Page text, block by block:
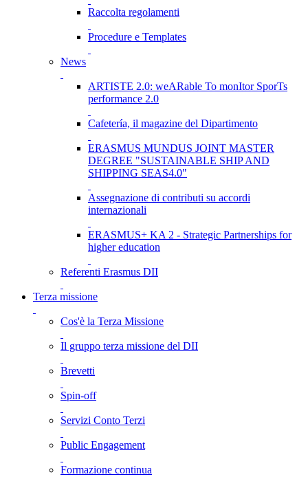
Raccolta regolamenti
Procedure e Templates
News
ARTISTE 2.0: weARable To monItor SporTs
performance 2.0
Cafetería, il magazine del Dipartimento
ERASMUS MUNDUS JOINT MASTER
DEGREE "SUSTAINABLE SHIP AND
SHIPPING SEAS4.0"
Assegnazione di contributi su accordi
internazionali
ERASMUS+ KA 2 - Strategic Partnerships for
higher education
Referenti Erasmus DII
Terza missione
Cos'è la Terza Missione
Il gruppo terza missione del DII
Brevetti
Spin-off
Servizi Conto Terzi
Public Engagement
Formazione continua